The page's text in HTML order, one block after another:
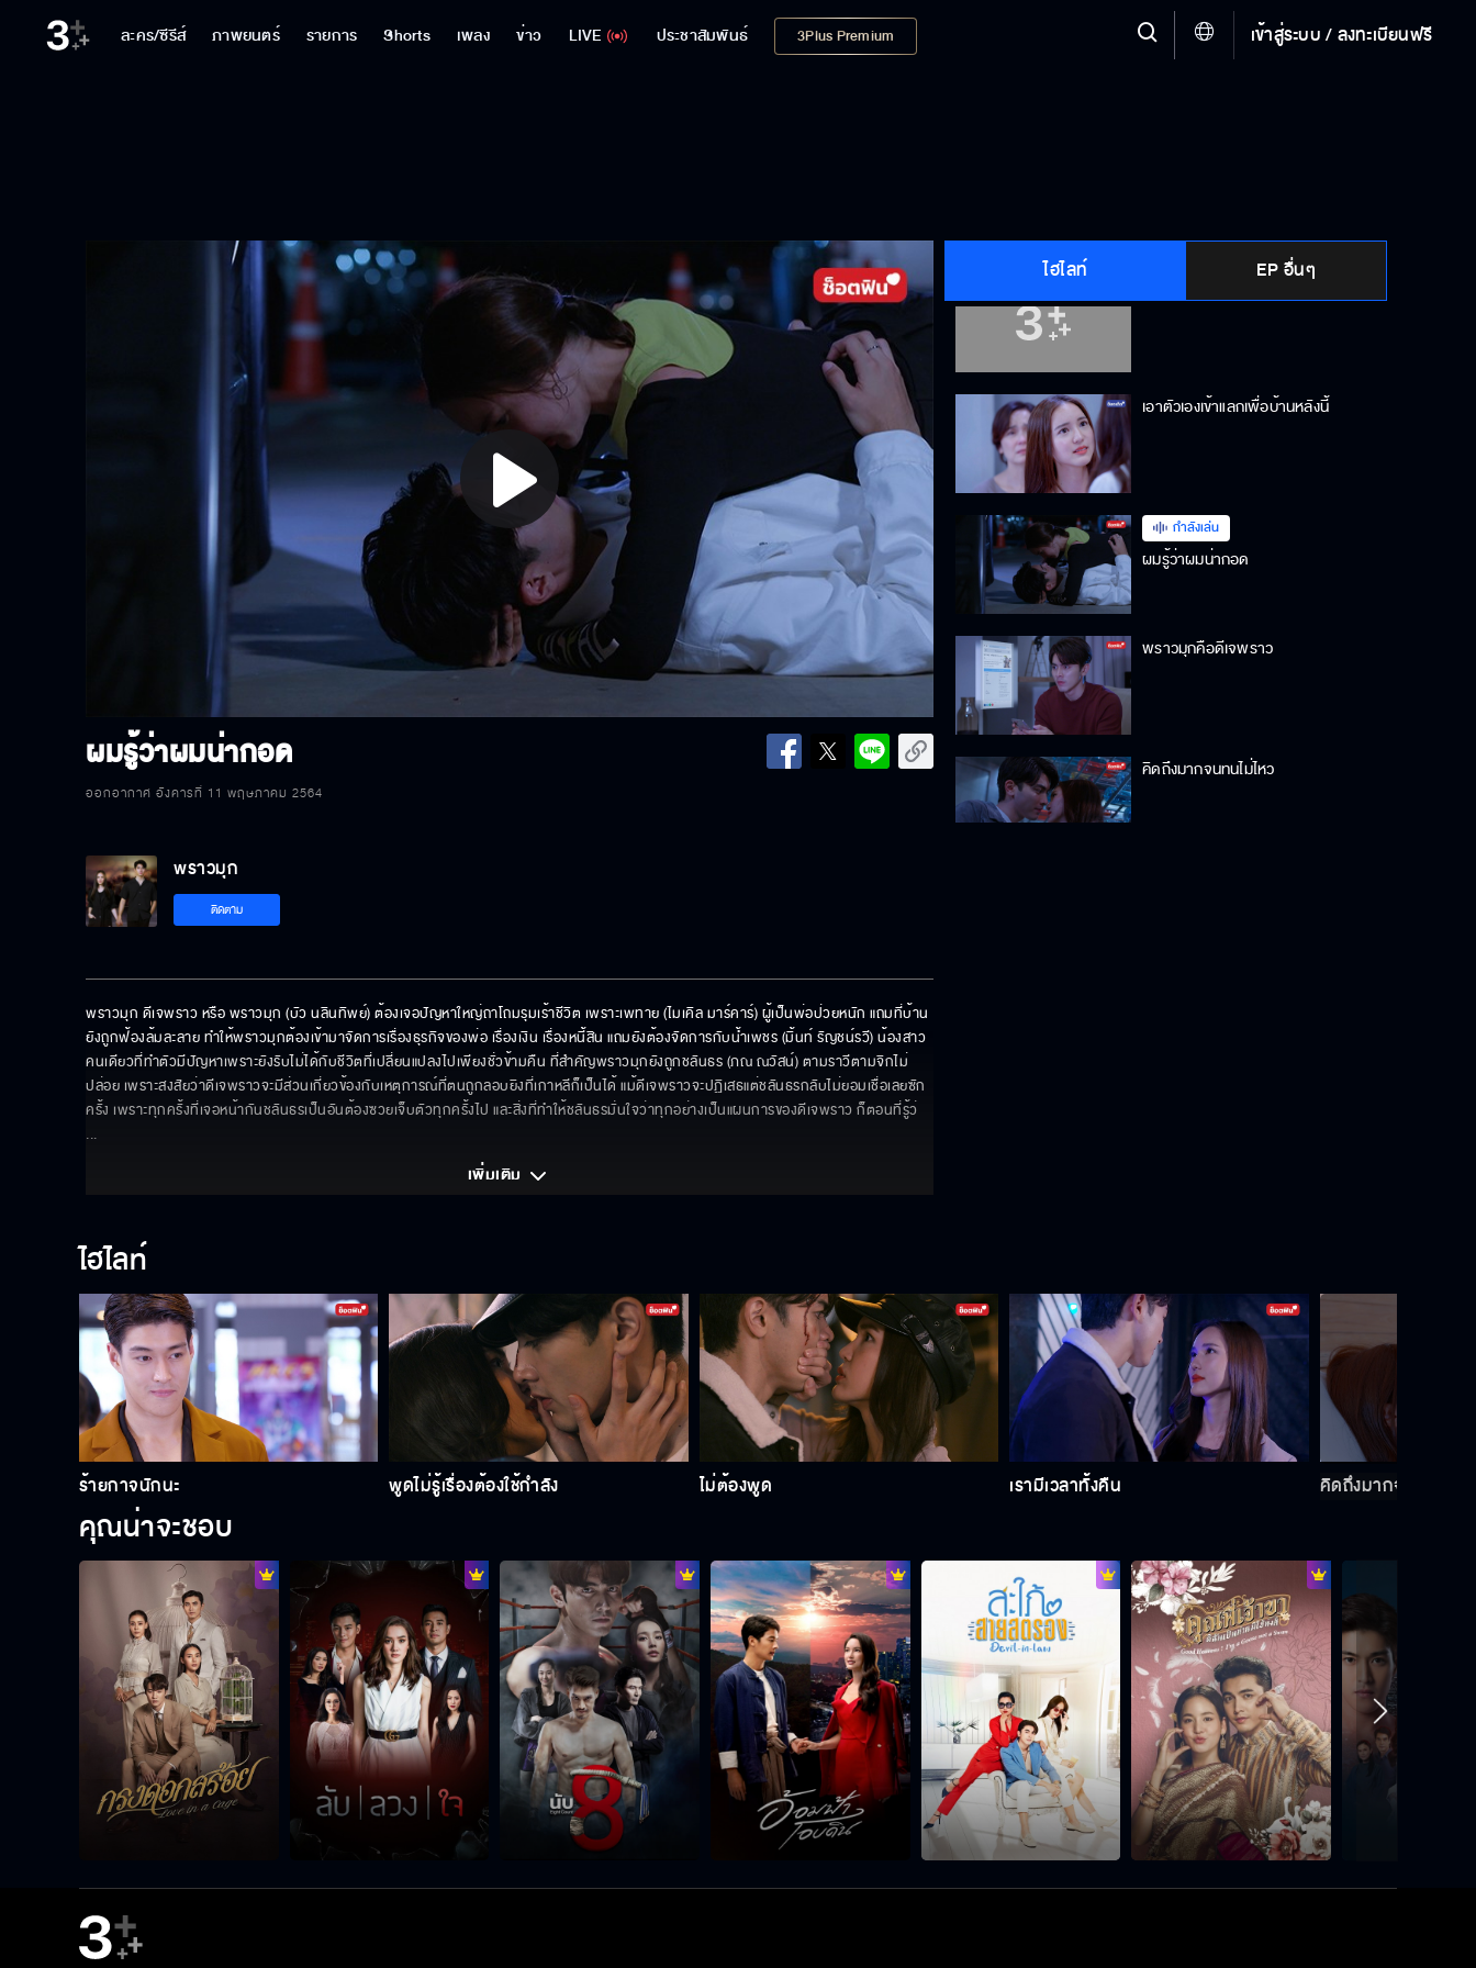
ละคร/ซีรีส์ ภาพยนตร์ รายการ Shorts เพลง ข่าว LIVE ประชาสัมพันธ์ 3Plus Premium เข้าสู่ระบบ / ลงทะเบียนฟรี
Play
Video
ผมรู้ว่าผมน่ากอด
ออกอากาศ อังคารที่ 11 พฤษภาคม 2564
ไฮไลท์ EP อื่นๆ
เขาเป็นผู้ชายของฉัน
เอาตัวเองเข้าแลกเพื่อบ้านหลังนี้
กำลังเล่น
ผมรู้ว่าผมน่ากอด
พราวมุกคือดีเจพราว
คิดถึงมากจนทนไม่ไหว
ร้ายกาจนักนะ
พราวมุก
ติดตาม
พราวมุก ดีเจพราว หรือ พราวมุก (บัว นลินทิพย์) ต้องเจอปัญหาใหญ่ถาโถมรุมเร้าชีวิต เพราะเพทาย (ไมเคิล มาร์คาร์) ผู้เป็นพ่อป่วยหนัก แถมที่บ้าน
ยังถูกฟ้องล้มละลาย ทำให้พราวมุกต้องเข้ามาจัดการเรื่องธุรกิจของพ่อ เรื่องเงิน เรื่องหนี้สิน แถมยังต้องจัดการกับน้ำเพชร (มิ้นท์ รัญชน์รวี) น้องสาว
คนเดียวที่ทำตัวมีปัญหาเพราะยังรับไม่ได้กับชีวิตที่เปลี่ยนแปลงไปเพียงชั่วข้ามคืน ที่สำคัญพราวมุกยังถูกชลันธร (ภณ ณวัสน์) ตามราวีตามจิกไม่
ปล่อย เพราะสงสัยว่าดีเจพราวจะมีส่วนเกี่ยวข้องกับเหตุการณ์ที่ตนถูกลอบยิงที่เกาหลีก็เป็นได้ แม้ดีเจพราวจะปฏิเสธแต่ชลันธรกลับไม่ยอมเชื่อเลยซัก
ครั้ง เพราะทุกครั้งที่เจอหน้ากันชลันธรเป็นอันต้องซวยเจ็บตัวทุกครั้งไป และสิ่งที่ทำให้ชลันธรมั่นใจว่าทุกอย่างเป็นแผนการของดีเจพราว ก็ตอนที่รู้ว่
...
เพิ่มเติม
ไฮไลท์
ร้ายกาจนักนะ พูดไม่รู้เรื่องต้องใช้กำลัง ไม่ต้องพูด เรามีเวลาทั้งคืน คิดถึงมากจนทนไม่ไ
คุณน่าจะชอบ